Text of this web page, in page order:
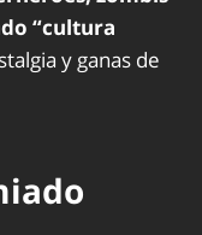
“cultura
y ganas de